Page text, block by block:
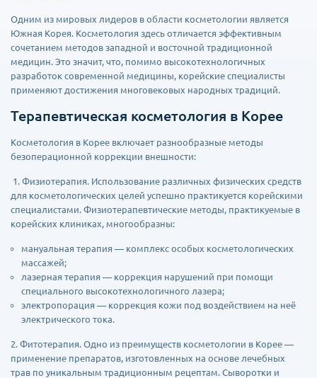
Одним из мировых лидеров в области косметологии является
Южная Корея. Косметология здесь отличается эффективным
сочетанием методов западной и восточной традиционной
медицин. Это значит, что, помимо высокотехнологичных
разработок современной медицины, корейские специалисты
применяют достижения многовековых народных традиций.
Терапевтическая косметология в Корее
Косметология в Корее включает разнообразные методы
безоперационной коррекции внешности:
1. Физиотерапия. Использование различных физических средств
для косметологических целей успешно практикуется корейскими
специалистами. Физиотерапевтические методы, практикуемые в
корейских клиниках, многообразны:
мануальная терапия — комплекс особых косметологических
массажей;
лазерная терапия — коррекция нарушений при помощи
специального высокотехнологичного лазера;
электропорация — коррекция кожи под воздействием на неё
электрического тока.
2. Фитотерапия. Одно из преимуществ косметологии в Корее —
применение препаратов, изготовленных на основе лечебных
трав по уникальным традиционным рецептам. Сыворотки и